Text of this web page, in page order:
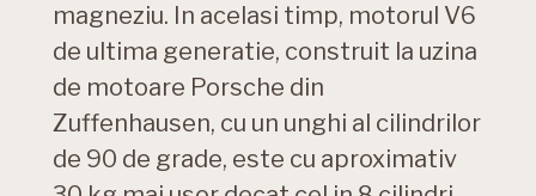
magneziu. In acelasi timp, motorul V6
de ultima generatie, construit la uzina
de motoare Porsche din
Zuffenhausen, cu un unghi al cilindrilor
de 90 de grade, este cu aproximativ